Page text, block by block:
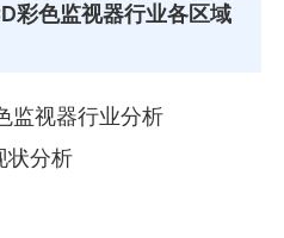
彩色监视器行业各区域
监视器行业分析
状分析